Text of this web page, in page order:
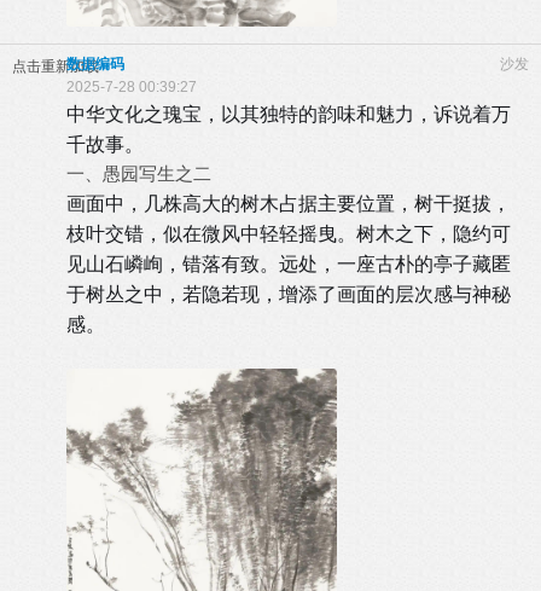
点击重新加载 沙发
数据编码
2025-7-28 00:39:27
中华文化之瑰宝，以其独特的韵味和魅力，诉说着万
千故事。
一、 愚园写生之二
画面中，几株高大的树木占据主要位置，树干挺拔，
枝叶交错，似在微风中轻轻摇曳。树木之下，隐约可
见山石嶙峋，错落有致。远处，一座古朴的亭子藏匿
于树丛之中，若隐若现，增添了画面的层次感与神秘
感。